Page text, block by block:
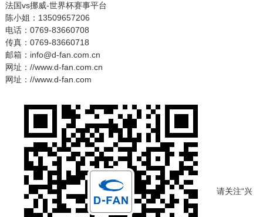
法国vs挪威-世界杯赛事平台
陈小姐：13509657206
电话：0769-83660708
传真：0769-83660718
邮箱：info@d-fan.com.cn
网址：//www.d-fan.com.cn
网址：//www.d-fan.com
请关注“兴